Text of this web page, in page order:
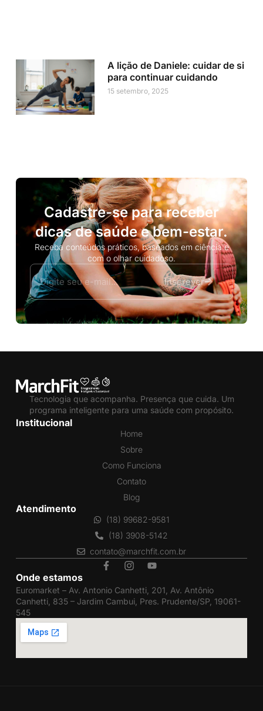
A lição de Daniele: cuidar de si
para continuar cuidando
15 setembro, 2025
Cadastre-se para receber
dicas de saúde e bem-estar.
Receba conteúdos práticos, baseados em ciência e
com o olhar cuidadoso.
Inscrever
Tecnologia que acompanha. Presença que cuida. Um
programa inteligente para uma saúde com propósito.
Institucional
Home
Sobre
Como Funciona
Contato
Blog
Atendimento
(18) 99682-9581
(18) 3908-5142
contato@marchfit.com.br
Onde estamos
Euromarket – Av. Antonio Canhetti, 201, Av. Antônio
Canhetti, 835 – Jardim Cambui, Pres. Prudente/SP, 19061-
545